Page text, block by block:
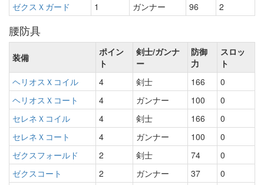
ゼクスＸガード
1 ガンナー 96 2
腰防具
装備
ポイン
ト
剣士/ガンナ
ー
防御
力
スロッ
ト
ヘリオスＸコイル
4 剣士 166
0
ヘリオスＸコート
4 ガンナー 100
0
セレネＸコイル
4 剣士 166
0
セレネＸコート
4 ガンナー 100
0
ゼクスフォールド
2 剣士 74
0
ゼクスコート
2 ガンナー 37
0